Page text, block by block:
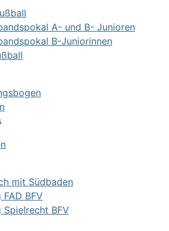
A- und B- Junioren
B-Juniorinnen
mit Südbaden
BFV
Spielrecht BFV